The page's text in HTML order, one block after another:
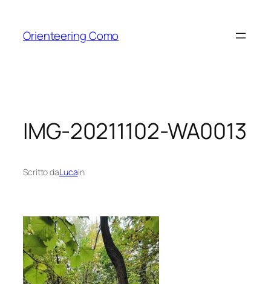
contenuto
Orienteering Como
IMG-20211102-WA0013
Scritto daLucain